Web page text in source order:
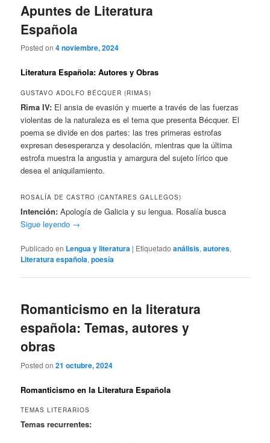
Apuntes de Literatura
Española
Posted on4 noviembre, 2024
Literatura Española: Autores y Obras
GUSTAVO ADOLFO BÉCQUER (RIMAS)
Rima IV: El ansia de evasión y muerte a través de las fuerzas
violentas de la naturaleza es el tema que presenta Bécquer. El
poema se divide en dos partes: las tres primeras estrofas
expresan desesperanza y desolación, mientras que la última
estrofa muestra la angustia y amargura del sujeto lírico que
desea el aniquilamiento.
ROSALÍA DE CASTRO (CANTARES GALLEGOS)
Intención: Apología de Galicia y su lengua. Rosalía busca
Sigue leyendo →
Publicado en Lengua y literatura | Etiquetado análisis,autores,
Literatura española,poesía
Romanticismo en la literatura
española: Temas, autores y
obras
Posted on21 octubre, 2024
Romanticismo en la Literatura Española
TEMAS LITERARIOS
Temas recurrentes: